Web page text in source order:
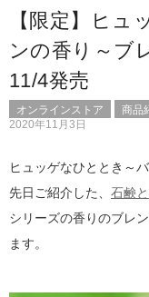
【限定】ヒュ
ンの香り～ブ
11/4発売
オンラインストア 商品
2020年11月3日
ヒュッゲなひととき～
先日ご紹介した、 石鹸
シリーズの香りのブレ
ます。